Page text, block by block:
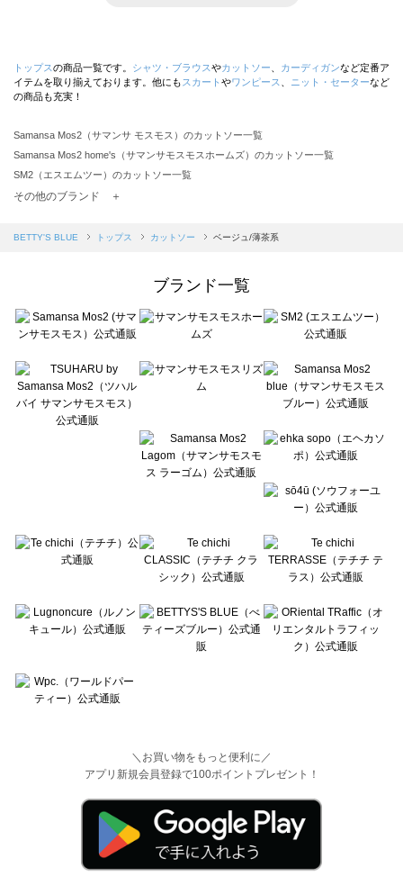
トップスの商品一覧です。 シャツ・ブラウスやカットソー カーディガンなど定番ア
イテムを取り揃えております。他にも スカート やワンピース ニット・セーターなど
の商品も充実！
Samansa Mos2（サマンサ モスモス）のカットソー一覧
Samansa Mos2 home's（サマンサモスモスホームズ）のカットソー一覧
SM2（エスエムツー）のカットソー一覧
TSUHARU by Samansa Mos2（ツハルバイサマンサモスモス）のカットソー一覧
Samansa Mos2 blue（サマンサモスモス ブルー）のカットソー一覧
sō4ū（ソウフォーユー）のカットソー一覧
Te chichi（テチチ）のカットソー一覧
Te chichi CLASSIC（テチチ クラシック）のカットソー一覧
Lugnoncure（ルノンキュール）のカットソー一覧
BETTY'S BLUE（べティーズブルー）のカットソー一覧
Wpc.（ワールドパーティー）のカットソー一覧
その他のブランド ＋
BETTY'S BLUE トップス カットソー ベージュ/薄茶系
ブランド一覧
＼お買い物をもっと便利に／
アプリ新規会員登録で100ポイントプレゼント！